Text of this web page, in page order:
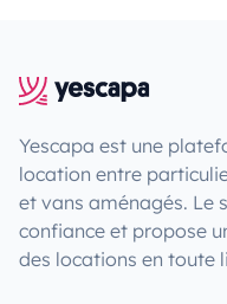
Yescapa est une
location entre
et vans aménagés. Le
confiance et propose
des locations en toute